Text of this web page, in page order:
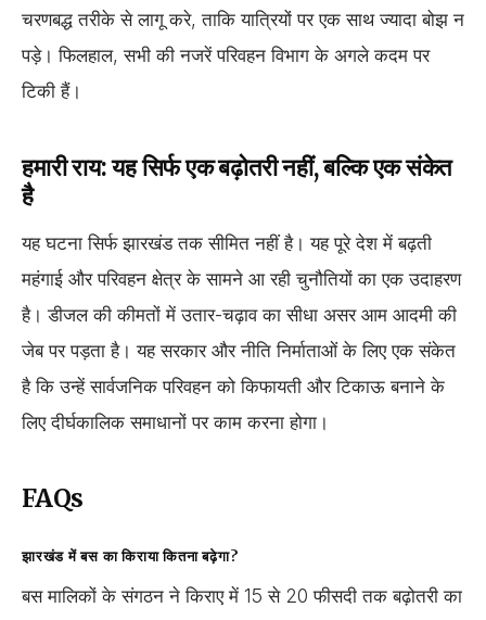
चरणबद्ध तरीके से लागू करे, ताकि यात्रियों पर एक साथ ज्यादा बोझ न
पड़े। फिलहाल, सभी की नजरें परिवहन विभाग के अगले कदम पर
टिकी हैं।
हमारी राय: यह सिर्फ एक बढ़ोतरी नहीं, बल्कि एक संकेत
है
यह घटना सिर्फ झारखंड तक सीमित नहीं है। यह पूरे देश में बढ़ती
महंगाई और परिवहन क्षेत्र के सामने आ रही चुनौतियों का एक उदाहरण
है। डीजल की कीमतों में उतार-चढ़ाव का सीधा असर आम आदमी की
जेब पर पड़ता है। यह सरकार और नीति निर्माताओं के लिए एक संकेत
है कि उन्हें सार्वजनिक परिवहन को किफायती और टिकाऊ बनाने के
लिए दीर्घकालिक समाधानों पर काम करना होगा।
FAQs
झारखंड में बस का किराया कितना बढ़ेगा?
बस मालिकों के संगठन ने किराए में 15 से 20 फीसदी तक बढ़ोतरी का